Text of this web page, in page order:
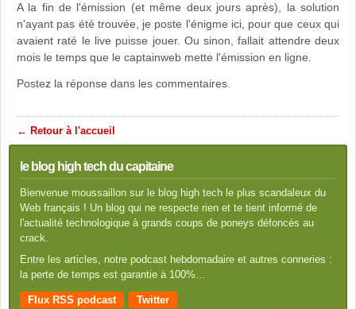
A la fin de l'émission (et même deux jours après), la solution
n'ayant pas été trouvée, je poste l'énigme ici, pour que ceux qui
avaient raté le live puisse jouer. Ou sinon, fallait attendre deux
mois le temps que le captainweb mette l'émission en ligne.
Postez la réponse dans les commentaires.
← Retour à l'accueil
le blog high tech du capitaine
Bienvenue moussaillon sur le blog high tech le plus scandaleux du
Web français ! Un blog qui ne respecte rien et te tient informé de
l'actualité technologique à grands coups de poneys défoncés au
crack.
Entre les articles, notre podcast hebdomadaire et autres conneries :
la perte de temps est garantie à 100%…
Flux RSS podcast Twitter